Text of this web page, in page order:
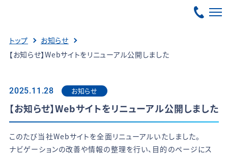
トップ
お知らせ
【お知らせ】Webサイトをリニューアル公開しました
2025.11.28 お知らせ
【お知らせ】Webサイトをリニューアル公開しました
このたび当社Webサイトを全面リニューアルいたしました。
ナビゲーションの改善や情報の整理を行い、目的のページにス